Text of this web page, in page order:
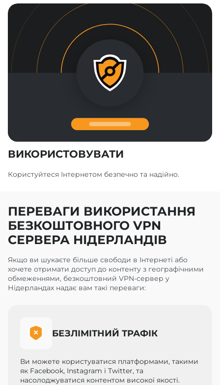
ВИКОРИСТОВУВАТИ
Користуйтеся Інтернетом безпечно та надійно.
ПЕРЕВАГИ ВИКОРИСТАННЯ
БЕЗКОШТОВНОГО VPN
СЕРВЕРА НІДЕРЛАНДІВ
Якщо ви шукаєте більше свободи в Інтернеті або
хочете отримати доступ до контенту з географічними
обмеженнями, безкоштовний VPN-сервер у
Нідерландах надає вам такі переваги:
БЕЗЛІМІТНИЙ ТРАФІК
Ви можете користуватися платформами, такими
як Facebook, Instagram і Twitter, та
насолоджуватися контентом високої якості.